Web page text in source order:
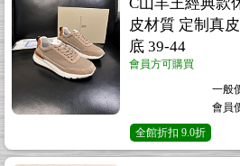
皮材質 定制真
底 39-44
會員方可購買
一般
會員
全館折扣 9.0折